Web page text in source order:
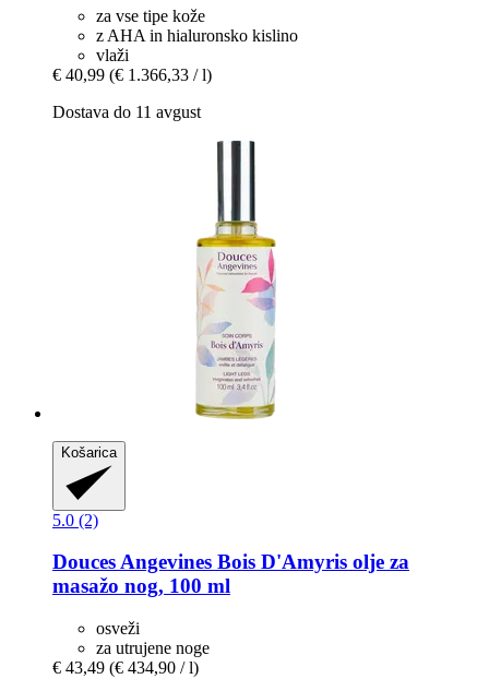
za vse tipe kože
z AHA in hialuronsko kislino
vlaži
€ 40,99 (€ 1.366,33 / l)
Dostava do 11 avgust
Košarica
5.0 (2)
Douces Angevines Bois D'Amyris olje za
masažo nog, 100 ml
osveži
za utrujene noge
€ 43,49 (€ 434,90 / l)